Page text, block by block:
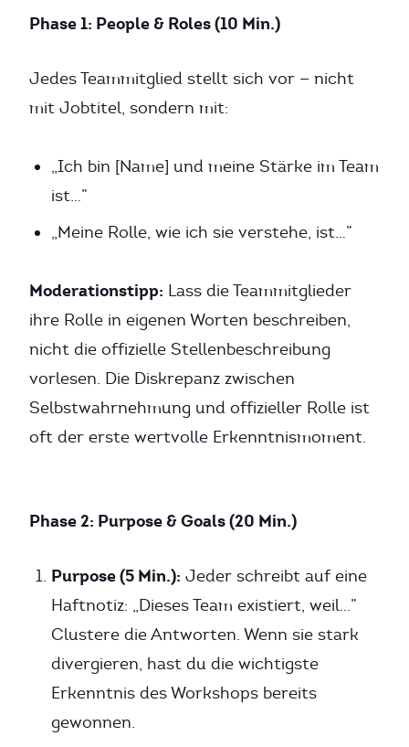
Phase 1: People & Roles (10 Min.)
Jedes Teammitglied stellt sich vor — nicht
mit Jobtitel, sondern mit:
„Ich bin [Name] und meine Stärke im Team
ist…”
„Meine Rolle, wie ich sie verstehe, ist…”
Moderationstipp: Lass die Teammitglieder
ihre Rolle in eigenen Worten beschreiben,
nicht die offizielle Stellenbeschreibung
vorlesen. Die Diskrepanz zwischen
Selbstwahrnehmung und offizieller Rolle ist
oft der erste wertvolle Erkenntnismoment.
Phase 2: Purpose & Goals (20 Min.)
Purpose (5 Min.): Jeder schreibt auf eine
Haftnotiz: „Dieses Team existiert, weil…”
Clustere die Antworten. Wenn sie stark
divergieren, hast du die wichtigste
Erkenntnis des Workshops bereits
gewonnen.